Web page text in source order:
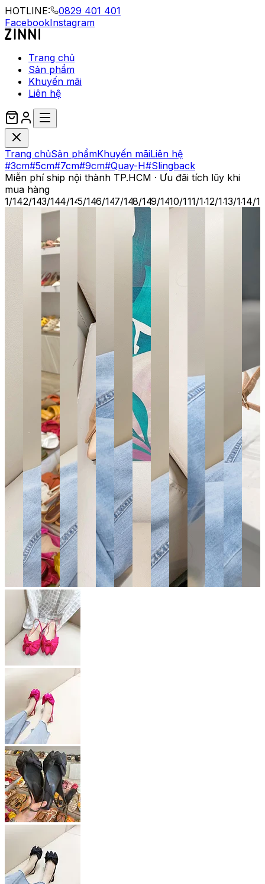
HOTLINE:
0829 401 401
FacebookInstagram
Trang chủ
Sản phẩm
Khuyến mãi
Liên hệ
Trang chủSản phẩmKhuyến mãiLiên hệ
#3cm#5cm#7cm#9cm#Quay-H#Slingback
Miễn phí ship nội thành TP.HCM · Ưu đãi tích lũy khi
mua hàng
1/142/143/144/145/146/147/148/149/1410/14
11/1412/1413/1414/